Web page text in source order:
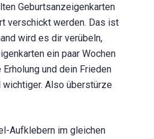
Geburtsanzeigenkarten
verschickt werden. Das ist
wird es dir verübeln,
ein paar Wochen
und dein Frieden
Also überstürze
Aufklebern im gleichen